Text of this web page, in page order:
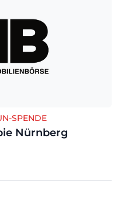
SPENDE
Nürnberg